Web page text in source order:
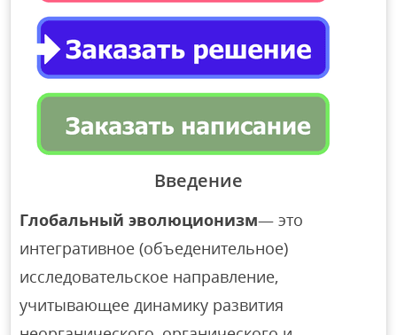
Введение
Глобальный эволюционизм— это
интегративное (объеденительное)
исследовательское направление,
учитывающее динамику развития